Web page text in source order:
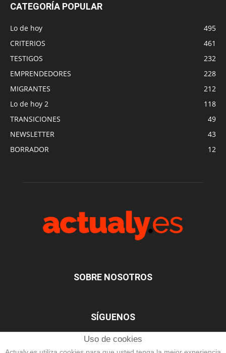
CATEGORÍA POPULAR
Lo de hoy
495
CRITERIOS
461
TESTIGOS
232
EMPRENDEDORES
228
MIGRANTES
212
Lo de hoy 2
118
TRANSICIONES
49
NEWSLETTER
43
BORRADOR
12
SOBRE NOSOTROS
SÍGUENOS
Uso de cookies